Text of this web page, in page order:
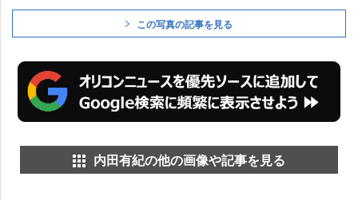
この写真の記事を見る
内田有紀の他の画像や記事を見る